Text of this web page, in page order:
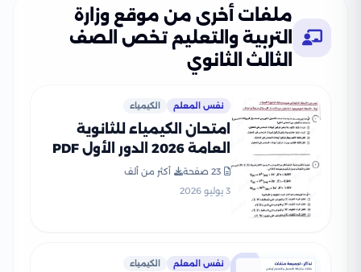
ملفات أخرى من موقع وزارة
التربية والتعليم تخص الصف
الثالث الثانوي
نفس المعلم الكيمياء
امتحان الكيمياء للثانوية
العامة 2026 الدور الأول PDF
لطلاب الصف الثالث الثانوي
23 صفحة
أكثر من ألف
3 يوليو 2026
نفس المعلم الكيمياء